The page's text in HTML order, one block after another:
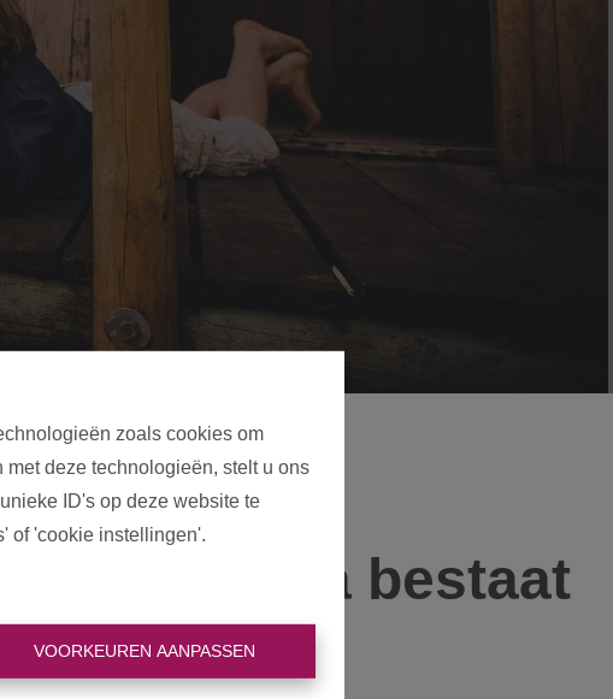
zoals cookies om
deze technologieën, stelt u ons
ID's op deze website te
of 'cookie instellingen'.
VOORKEUREN AANPASSEN
deze pagina bestaat
niet meer